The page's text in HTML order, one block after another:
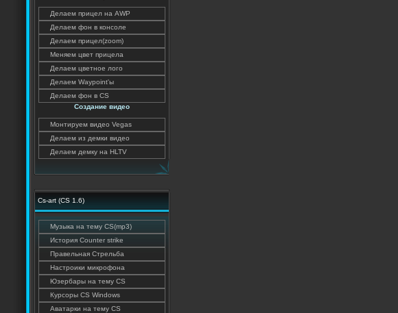
Делаем прицел на AWP
Делаем фон в консоле
Делаем прицел(zoom)
Меняем цвет прицела
Делаем цветное лого
Делаем Waypoint'ы
Делаем фон в CS
Создание видео
Монтируем видео Vegas
Делаем из демки видео
Делаем демку на HLTV
Cs-art (CS 1.6)
Музыка на тему CS(mp3)
История Counter strike
Правельная Стрельба
Настроики микрофона
Юзербары на тему CS
Курсоры CS Windows
Аватарки на тему CS